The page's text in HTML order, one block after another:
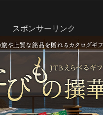
スポンサーリンク